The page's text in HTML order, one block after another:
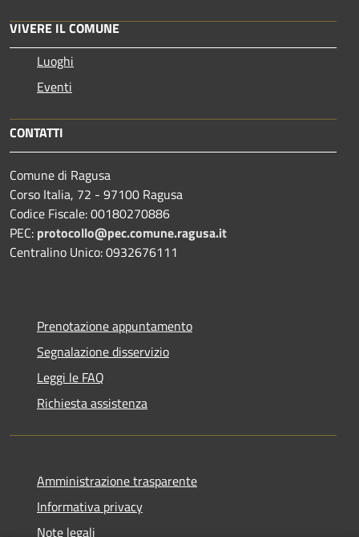
VIVERE IL COMUNE
Luoghi
Eventi
CONTATTI
Comune di Ragusa
Corso Italia, 72 - 97100 Ragusa
Codice Fiscale: 00180270886
PEC: protocollo@pec.comune.ragusa.it
Centralino Unico: 0932676111
Prenotazione appuntamento
Segnalazione disservizio
Leggi le FAQ
Richiesta assistenza
Amministrazione trasparente
Informativa privacy
Note legali